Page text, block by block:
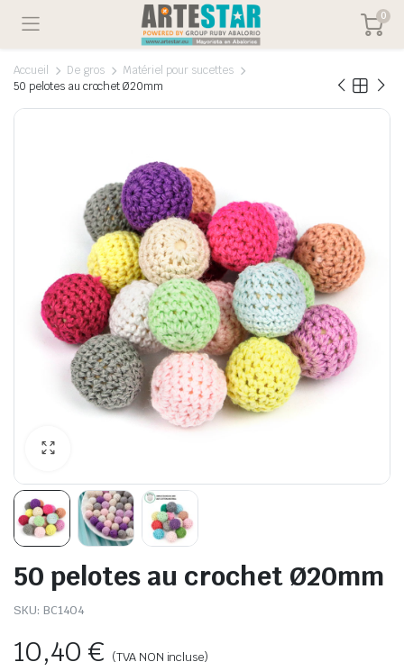
0
Accueil De gros
Matériel pour sucettes
50 pelotes au crochet Ø20mm
50 pelotes au crochet Ø20mm
SKU: BC1404
10,40€ (TVA NON incluse)